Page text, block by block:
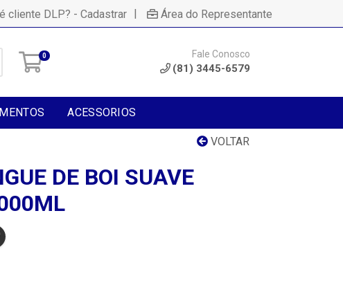
cliente DLP? - Cadastrar | Área do Representante
0 Fale Conosco
(81) 3445-6579
ACESSORIOS
VOLTAR
DE BOI SUAVE